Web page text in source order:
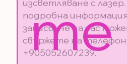
изсветляване с лазер.
подробна
записване на час
свържете на телефон
+905052607239.
те